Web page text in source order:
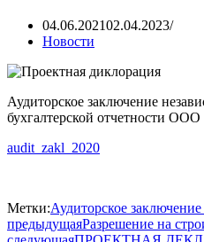
04.06.202102.04.2023
Новости
Аудиторское заключение
бухгалтерской отчетности ООО
audit_zakl_2020
Метки:Аудиторское заключение
предыдущаяРазрешение на